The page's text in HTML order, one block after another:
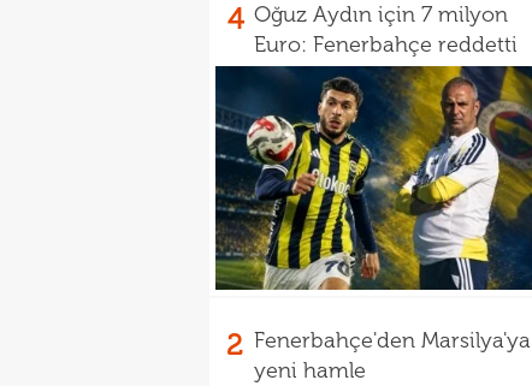
4 Oğuz Aydın için 7 milyon
Euro: Fenerbahçe reddetti
2 Fenerbahçe'den Marsilya'ya
yeni hamle